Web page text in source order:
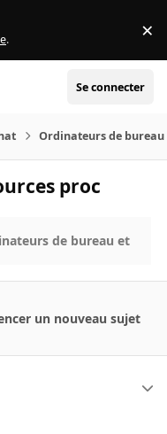
. ×
Se connecter
Ordinateurs de bureau
proc
de bureau et
un nouveau sujet